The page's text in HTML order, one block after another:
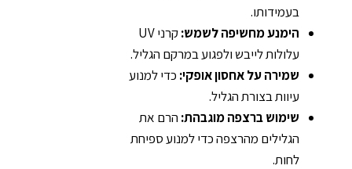
בעמידותו.
הימנע מחשיפה לשמש:
קרני UV
עלולות לייבש ולפגוע במרקם הגליל.
שמירה על אחסון אופקי: כדי למנוע
עיוות בצורת הגליל.
שימוש ברצפה מוגבהת: הרם את
הגלילים מהרצפה כדי למנוע ספיחת
לחות.